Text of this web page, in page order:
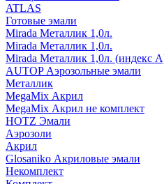
ATLAS
Готовые эмали
Mirada Металлик 1,0л.
Mirada Металлик 1,0л.
Mirada Металлик 1,0л. (индекс
AUTOP Аэрозольные эмали
Металлик
MegaMix Акрил
MegaMix Акрил не комплект
HOTZ Эмали
Аэрозоли
Акрил
Glosaniko Акриловые эмали
Некомплект